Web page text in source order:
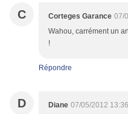
C Corteges Garance 07/
Wahou, carrément un
!
Répondre
D Diane 07/05/2012 13:36